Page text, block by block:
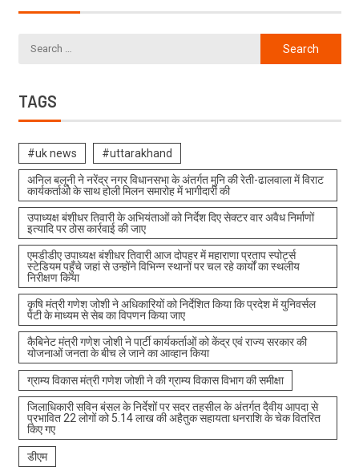
TAGS
#uk news #uttarakhand
अनिल बलूनी ने नरेंद्र नगर विधानसभा के अंतर्गत मुनि की रेती-ढालवाला में विराट
कार्यकर्ताओ के साथ होली मिलन समारोह में भागीदारी की
उपाध्यक्ष बंशीधर तिवारी के अभियंताओं को निर्देश दिए सेक्टर वार अवैध निर्माणों
इत्यादि पर ठोस कार्रवाई की जाए
एमडीडीए उपाध्यक्ष बंशीधर तिवारी आज दोपहर में महाराणा प्रताप स्पोर्ट्स
स्टेडियम पहुँचे जहां से उन्होंने विभिन्न स्थानों पर चल रहे कार्यों का स्थलीय
निरीक्षण किया
कृषि मंत्री गणेश जोशी ने अधिकारियों को निर्देशित किया कि प्रदेश में युनिवर्सल
पेटी के माध्यम से सेब का विपणन किया जाए
कैबिनेट मंत्री गणेश जोशी ने पार्टी कार्यकर्ताओं को केंद्र एवं राज्य सरकार की
योजनाओं जनता के बीच ले जाने का आव्हान किया
ग्राम्य विकास मंत्री गणेश जोशी ने की ग्राम्य विकास विभाग की समीक्षा
जिलाधिकारी सविन बंसल के निर्देशों पर सदर तहसील के अंतर्गत दैवीय आपदा से
प्रभावित 22 लोगों को 5.14 लाख की अहैतुक सहायता धनराशि के चेक वितरित
किए गए
डीएम